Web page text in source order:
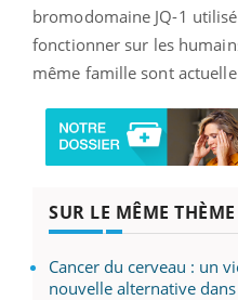
bromodomaine JQ-1
fonctionner sur les
même famille sont
SUR LE MÊME THÈME
Cancer du cerveau : un
nouvelle alternative